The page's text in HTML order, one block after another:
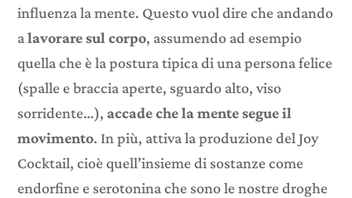
influenza la mente. Questo vuol dire che andando
alavorare sul corpo, assumendo ad esempio
quella che è la postura tipica di una persona felice
(spalle e braccia aperte, sguardo alto, viso
sorridente…),accade che la mente segue il
movimento. In più, attiva la produzione del Joy
Cocktail, cioè quell’insieme di sostanze come
endorfine e serotonina che sono le nostre droghe